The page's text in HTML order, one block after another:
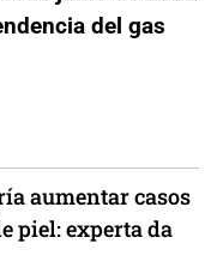
del gas
aumentar casos
piel: experta da